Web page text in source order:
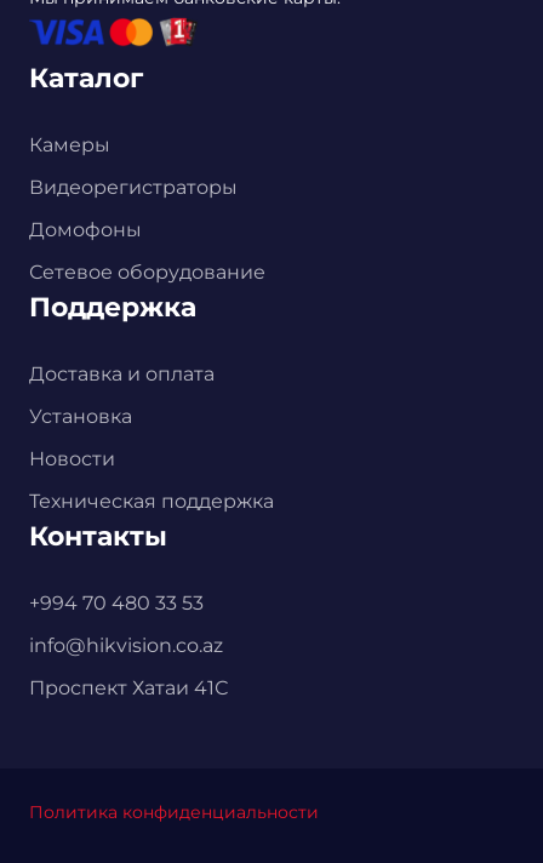
Каталог
Камеры
Видеорегистраторы
Домофоны
Сетевое оборудование
Поддержка
Доставка и оплата
Установка
Новости
Техническая поддержка
Контакты
+994 70 480 33 53
info@hikvision.co.az
Проспект Хатаи 41С
Политика конфиденциальности